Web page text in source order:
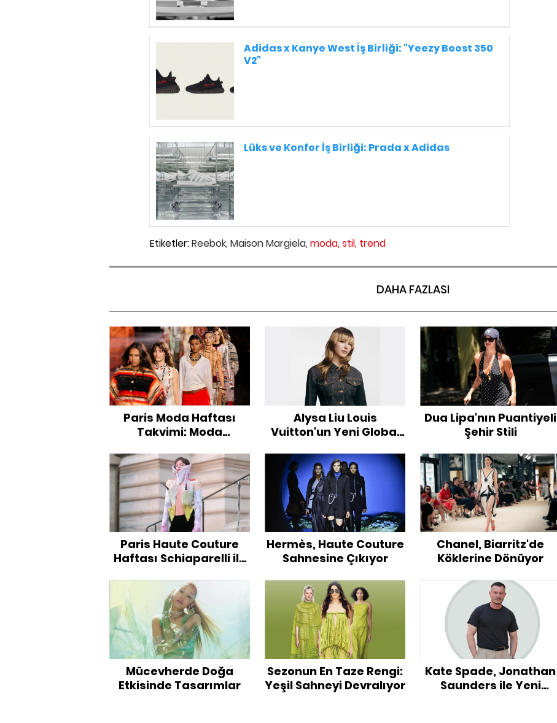
Adidas x Kanye West İş Birliği: "Yeezy Boost 350
V2"
Lüks ve Konfor İş Birliği: Prada x Adidas
Etiketler:Reebok, Maison Margiela, moda,stil, trend
DAHA FAZLASI
Paris Moda Haftası
Takvimi: Moda
Sezon Hangi Defilelerde
Olacak?
Alysa Liu Louis
Vuitton'un Yeni Global
Dua Lipa'nın Puantiyeli
Şehir Stili
Paris Haute Couture
Haftası Schiaparelli ile
Hermès, Haute Couture
Sahnesine Çıkıyor
Chanel, Biarritz'de
Köklerine Dönüyor
Mücevherde Doğa
Etkisinde Tasarımlar
Sezonun En Taze Rengi:
Yeşil Sahneyi Devralıyor
Kate Spade, Jonathan
Saunders ile Yeni